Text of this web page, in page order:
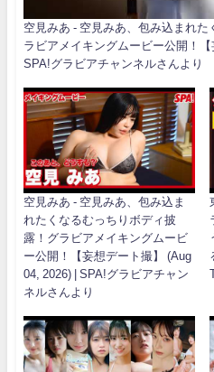
空見みあ - 空見みあ、包み込まれ
ラビアメイキングムービー公開！【
SPA!グラビアチャンネルさんより
空見みあ - 空見みあ、包み込ま
れたくなるむっちりボディ披
露！グラビアメイキングムービ
ー公開！【妄想デート撮】 (Aug
04, 2026) | SPA!グラビアチャン
ネルさんより